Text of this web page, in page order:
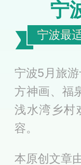
宁
宁波最
宁波5月旅
方神画、福
浅水湾乡村
容。
本原创文章